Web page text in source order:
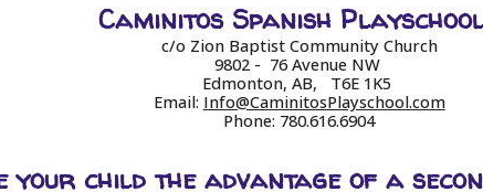
Caminitos Spanish Playschool
c/o Zion Baptist Community Church
9802 - 76 Avenue NW
Edmonton, AB, T6E 1K5
Email: Info@CaminitosPlayschool.com
Phone: 780.616.6904
your child the advantage of a